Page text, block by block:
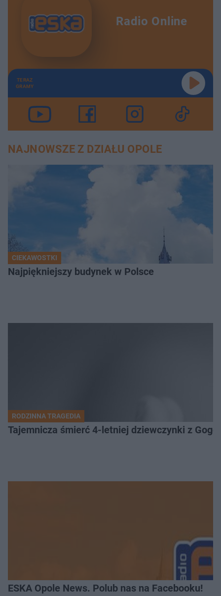
Radio Online
TERAZ
GRAMY
NAJNOWSZE Z DZIAŁU OPOLE
CIEKAWOSTKI
Najpiękniejszy budynek w Polsce
RODZINNA TRAGEDIA
Tajemnicza śmierć 4-letniej dziewczynki z
ESKA Opole News. Polub nas na Facebooku!